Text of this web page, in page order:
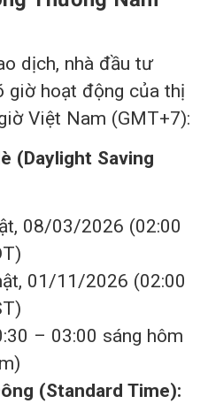
dịch, nhà đầu tư
giờ hoạt động của thị
Việt Nam (GMT+7):
(Daylight Saving
08/03/2026 (02:00
01/11/2026 (02:00
– 03:00 sáng hôm
(Standard Time):